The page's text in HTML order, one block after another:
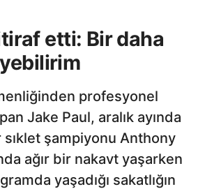
etti: Bir daha
profesyonel
Jake Paul, aralık ayında
sıklet şampiyonu Anthony
ağır bir nakavt yaşarken
yaşadığı sakatlığın